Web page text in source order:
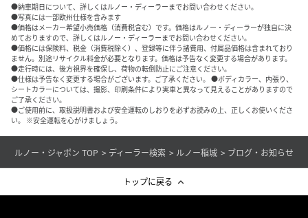
●納車期日について、詳しくはルノー・ディーラーまでお問い合わせください。
●写真には一部欧州仕様を含みます
●価格はメーカー希望小売価格（消費税含む）です。価格はルノー・ディーラーが独自に決
めておりますので、詳しくはルノー・ディーラーまでお問い合わせください。
●価格には保険料、税金（消費税除く）、登録等に伴う諸費用、付属品価格は含まれており
ません。別途リサイクル料金が必要となります。価格は予告なく変更する場合があります。
●走行時には、後方視界を確保し、荷物の転倒防止にご注意ください。
●仕様は予告なく変更する場合がございます。ご了承ください。 ●ボディカラー、内張り、
シートカラーについては、撮影、印刷条件により実車と異なって見えることがありますので
ご了承ください。
●ご使用前に、取扱説明書および安全運転のしおりを必ずお読みの上、正しくお使いくださ
い。 ※安全運転を心がけましょう。
ルノー・ジャポン TOP ディーラー検索 ルノー稲城 ブログ・お知らせ
トップに戻る